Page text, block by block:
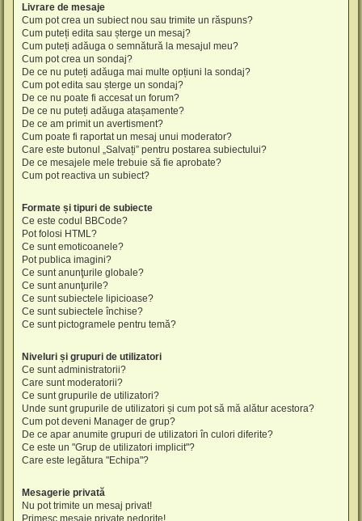
Livrare de mesaje
Cum pot crea un subiect nou sau trimite un răspuns?
Cum puteți edita sau șterge un mesaj?
Cum puteți adăuga o semnătură la mesajul meu?
Cum pot crea un sondaj?
De ce nu puteți adăuga mai multe opțiuni la sondaj?
Cum pot edita sau șterge un sondaj?
De ce nu poate fi accesat un forum?
De ce nu puteți adăuga atașamente?
De ce am primit un avertisment?
Cum poate fi raportat un mesaj unui moderator?
Care este butonul „Salvați” pentru postarea subiectului?
De ce mesajele mele trebuie să fie aprobate?
Cum pot reactiva un subiect?
Formate și tipuri de subiecte
Ce este codul BBCode?
Pot folosi HTML?
Ce sunt emoticoanele?
Pot publica imagini?
Ce sunt anunţurile globale?
Ce sunt anunţurile?
Ce sunt subiectele lipicioase?
Ce sunt subiectele închise?
Ce sunt pictogramele pentru temă?
Niveluri și grupuri de utilizatori
Ce sunt administratorii?
Care sunt moderatorii?
Ce sunt grupurile de utilizatori?
Unde sunt grupurile de utilizatori și cum pot să mă alătur acestora?
Cum pot deveni Manager de grup?
De ce apar anumite grupuri de utilizatori în culori diferite?
Ce este un "Grup de utilizatori implicit"?
Care este legătura "Echipa"?
Mesagerie privată
Nu pot trimite un mesaj privat!